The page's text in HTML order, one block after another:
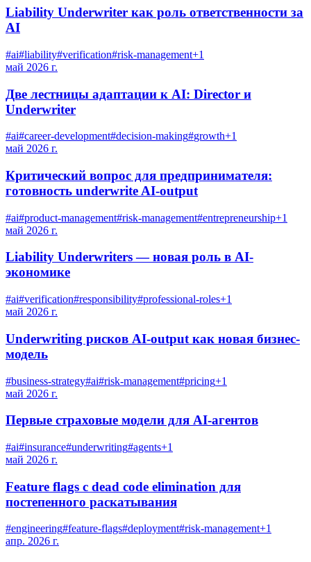
Liability Underwriter как роль ответственности за
AI
#ai#liability#verification#risk-management+1
май 2026 г.
Две лестницы адаптации к AI: Director и
Underwriter
#ai#career-development#decision-making#growth+1
май 2026 г.
Критический вопрос для предпринимателя:
готовность underwrite AI-output
#ai#product-management#risk-management#entrepreneurship+1
май 2026 г.
Liability Underwriters — новая роль в AI-
экономике
#ai#verification#responsibility#professional-roles+1
май 2026 г.
Underwriting рисков AI-output как новая бизнес-
модель
#business-strategy#ai#risk-management#pricing+1
май 2026 г.
Первые страховые модели для AI-агентов
#ai#insurance#underwriting#agents+1
май 2026 г.
Feature flags с dead code elimination для
постепенного раскатывания
#engineering#feature-flags#deployment#risk-management+1
апр. 2026 г.